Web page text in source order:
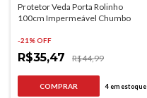
Protetor Veda Porta Rolinho
100cm Impermeável Chumbo
-21 % OFF
R$35,47 R$44,99
4em estoque